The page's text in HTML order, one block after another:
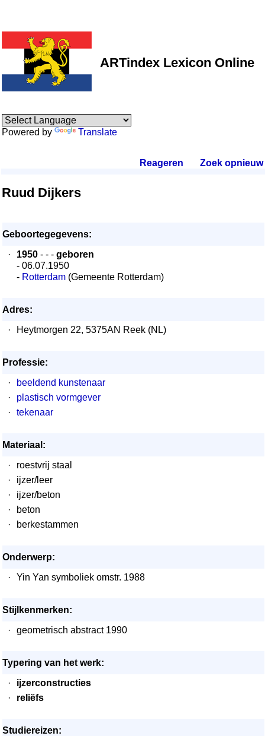
ARTindex Lexicon Online
Powered by Translate
Reageren Zoek opnieuw.
Ruud Dijkers
Geboortegegevens:
·
1950 - - - geboren
- 06.07.1950
- Rotterdam (Gemeente Rotterdam)
Adres:
·
Heytmorgen 22, 5375AN Reek (NL)
Professie:
·
beeldend kunstenaar
·
plastisch vormgever
·
tekenaar
Materiaal:
·
roestvrij staal
·
ijzer/leer
·
ijzer/beton
·
beton
·
berkestammen
Onderwerp:
·
Yin Yan symboliek omstr. 1988
Stijlkenmerken:
·
geometrisch abstract 1990
Typering van het werk:
·
ijzerconstructies
·
reliëfs
Studiereizen: